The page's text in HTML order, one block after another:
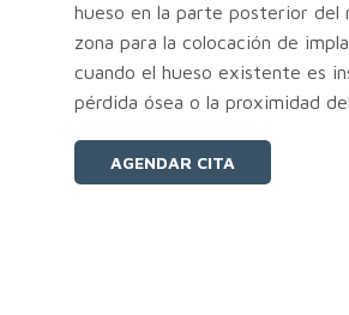
hueso en la parte posterior del
zona para la colocación de
cuando el hueso existente es
pérdida ósea o la proximidad
AGENDAR CITA